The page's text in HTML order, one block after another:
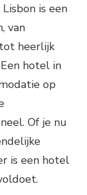
is een
van
heerlijk
hotel in
op
Of je nu
is een hotel